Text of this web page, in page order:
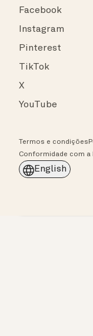
Facebook
Instagram
Pinterest
TikTok
X
YouTube
Termos e condições
Conformidade com a
English